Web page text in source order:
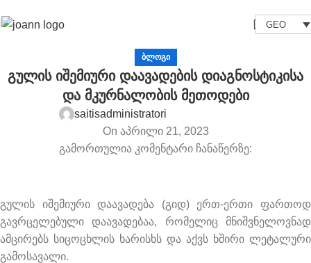
GEO
ᲑᲚᲝᲒᲘ
გულის იშემიური დაავადების დიაგნოსტიკისა
და მკურნალობის მეთოდები
saitisadministratori
On აპრილი 21, 2023
გამორთულია კომენტარი ჩანაწერზე:
გულის იშემიური დაავადება (გიდ) ერთ-ერთი ფართოდ
გავრცელებული დაავადებაა, რომელიც მნიშვნელოვნად
ამცირებს სიცოცხლის ხარისხს და აქვს ხშირი ლეტალური
გამოსავალი.